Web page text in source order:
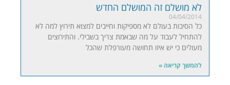
לא מושלם זה המושלם החדש
04/04/2014
כל הסיבות בעולם לא מספיקות וחייבים למצוא תירוץ למה לא
להתחיל לעבוד על מה שבאמת צריך בשבילי. והתירוצים
מעולים כי יש איזו תחושה מעורפלת שהכל
להמשך קריאה »